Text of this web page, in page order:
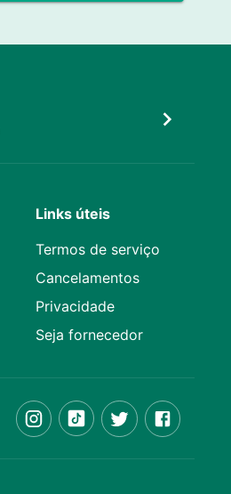
Links úteis
Termos de serviço
Cancelamentos
Privacidade
Seja fornecedor